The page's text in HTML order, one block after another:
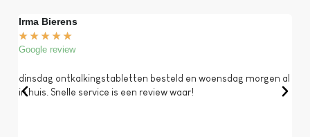
Irma Bierens
★ ★ ★ ★ ★
Google review
dinsdag ontkalkingstabletten besteld en woensdag morgen al
in huis. Snelle service is een review waar!